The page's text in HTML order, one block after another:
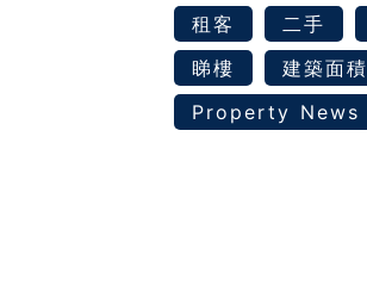
租客
二手
睇樓
建築面積
Property News